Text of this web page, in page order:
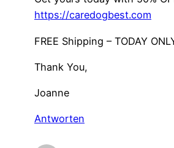
https://caredogbest.com
FREE Shipping – TODAY
Thank You,
Joanne
Antworten